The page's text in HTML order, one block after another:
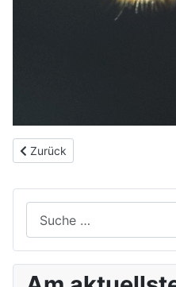
Vorheriger Beitrag:
Zurück
Type 2 or more